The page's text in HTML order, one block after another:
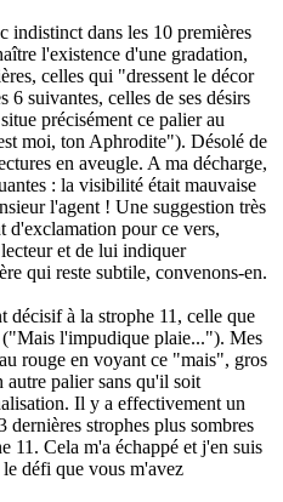
indistinct dans les 10 premières
l'existence d'une gradation,
celles qui "dressent le décor
suivantes, celles de ses désirs
précisément ce palier au
moi, ton Aphrodite"). Désolé de
en aveugle. A ma décharge,
: la visibilité était mauvaise
l'agent ! Une suggestion très
d'exclamation pour ce vers,
et de lui indiquer
qui reste subtile, convenons-en.
décisif à la strophe 11, celle que
l'impudique plaie..."). Mes
rouge en voyant ce "mais", gros
autre palier sans qu'il soit
Il y a effectivement un
dernières strophes plus sombres
11. Cela m'a échappé et j'en suis
défi que vous m'avez